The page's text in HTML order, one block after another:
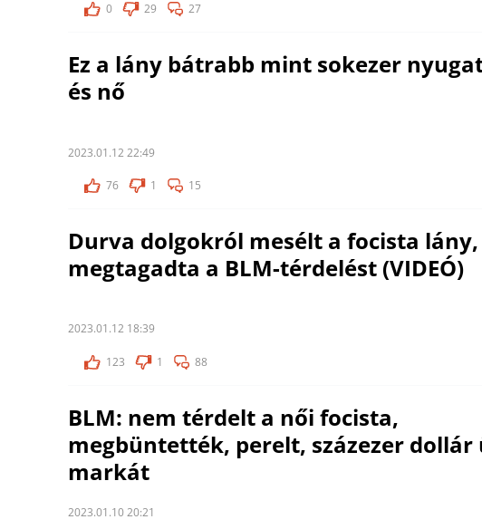
0
29 27
Ez a lány bátrabb mint sokezer
és nő
2023.01.12 22:49
76 1 15
Durva dolgokról mesélt a focista
megtagadta a BLM-térdelést (VIDEÓ)
2023.01.12 18:39
123 1 88
BLM: nem térdelt a női focista,
megbüntették, perelt, százezer dollár
markát
2023.01.10 20:21